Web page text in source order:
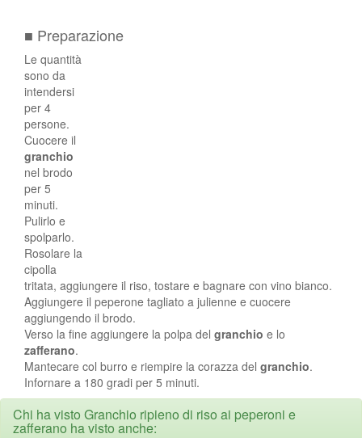
■ Preparazione
Le quantità
sono da
intendersi
per 4
persone.
Cuocere il
granchio
nel brodo
per 5
minuti.
Pulirlo e
spolparlo.
Rosolare la
cipolla
tritata, aggiungere il riso, tostare e bagnare con vino bianco.
Aggiungere il peperone tagliato a julienne e cuocere
aggiungendo il brodo.
Verso la fine aggiungere la polpa del granchio e lo
zafferano.
Mantecare col burro e riempire la corazza del granchio.
Infornare a 180 gradi per 5 minuti.
Chi ha visto Granchio ripieno di riso ai peperoni e
zafferano ha visto anche: